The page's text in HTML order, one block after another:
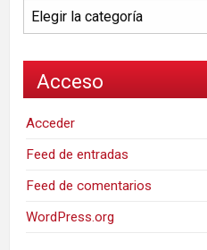
Categorías
Acceso
Acceder
Feed de entradas
Feed de comentarios
WordPress.org